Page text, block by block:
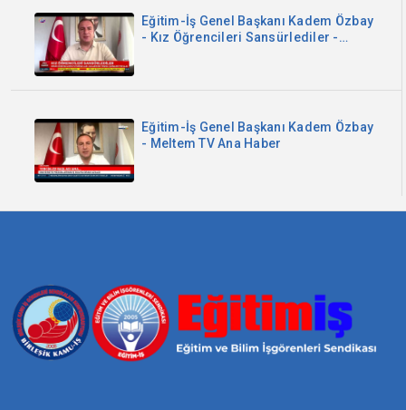
Eğitim-İş Genel Başkanı Kadem Özbay
- Kız Öğrencileri Sansürlediler -
Eğitim-İş Genel Başkanı Kadem Özbay
- Meltem TV Ana Haber